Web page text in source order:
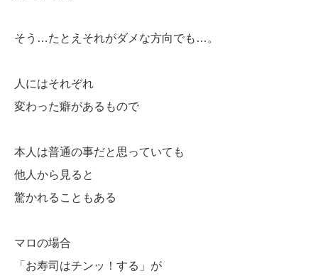
そう…たとえそれがダメな方向でも…。
人にはそれぞれ
変わった癖があるもので
本人は普通の事だと思っていても
他人から見ると
驚かれることもある
マロの場合
「お寿司はチンッ！する」が